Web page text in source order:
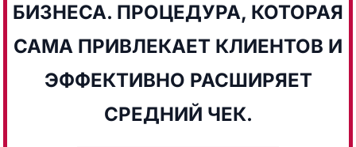
БИЗНЕСА. ПРОЦЕДУРА, КОТОРАЯ
САМА ПРИВЛЕКАЕТ КЛИЕНТОВ И
ЭФФЕКТИВНО РАСШИРЯЕТ
СРЕДНИЙ ЧЕК.